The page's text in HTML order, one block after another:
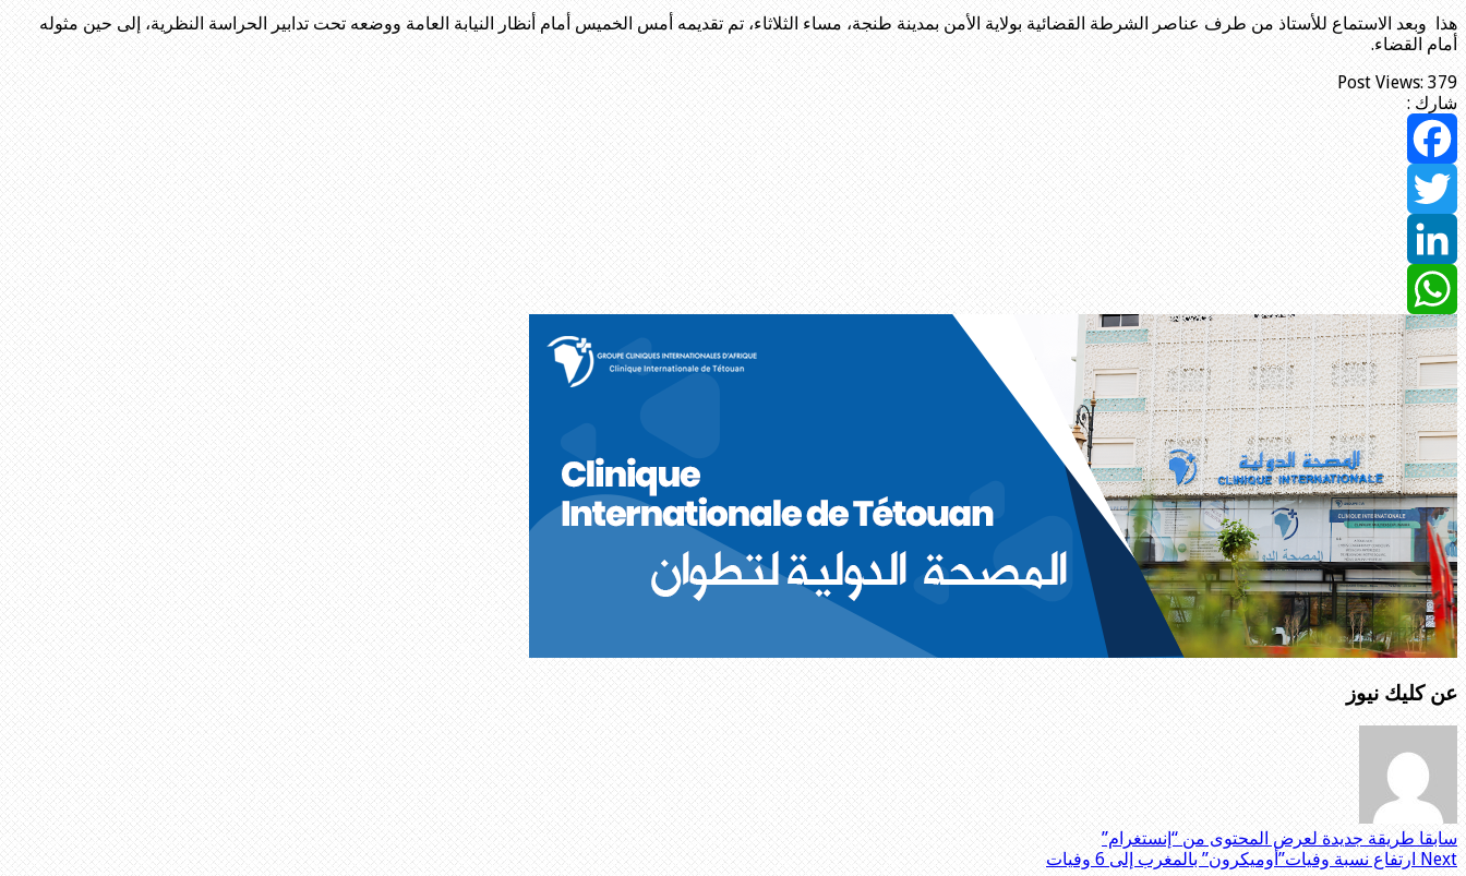
هذا وبعد الاستماع للأستاذ من طرف عناصر الشرطة القضائية بولاية الأمن بمدينة طنجة، مساء الثلاثاء، تم تقديمه أمس الخميس أمام أنظار النيابة العامة ووضعه تحت تدابير الحراسة النظرية، إلى حين مثوله
أمام القضاء.
Post Views: 379
شارك :
Facebook
Twitter
LinkedIn
WhatsApp
عن كليك نيوز
سابقا طريقة جديدة لعرض المحتوى من “إنستغرام”
Next ارتفاع نسبة وفيات”أوميكرون” بالمغرب إلى 6 وفيات